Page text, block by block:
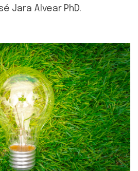
Jara Alvear PhD.